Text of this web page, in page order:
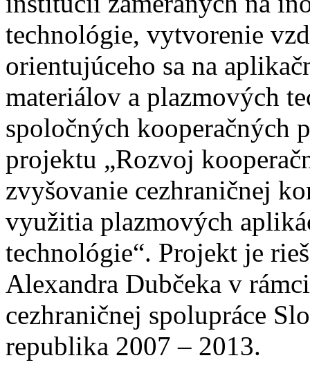
technológie, vytvorenie
orientujúceho sa na
materiálov a plazmových
spoločných kooperačných
projektu „Rozvoj
zvyšovanie cezhraničnej
využitia plazmových
technológie“. Projekt je
Alexandra Dubčeka v
cezhraničnej spolupráce
republika 2007 – 2013.